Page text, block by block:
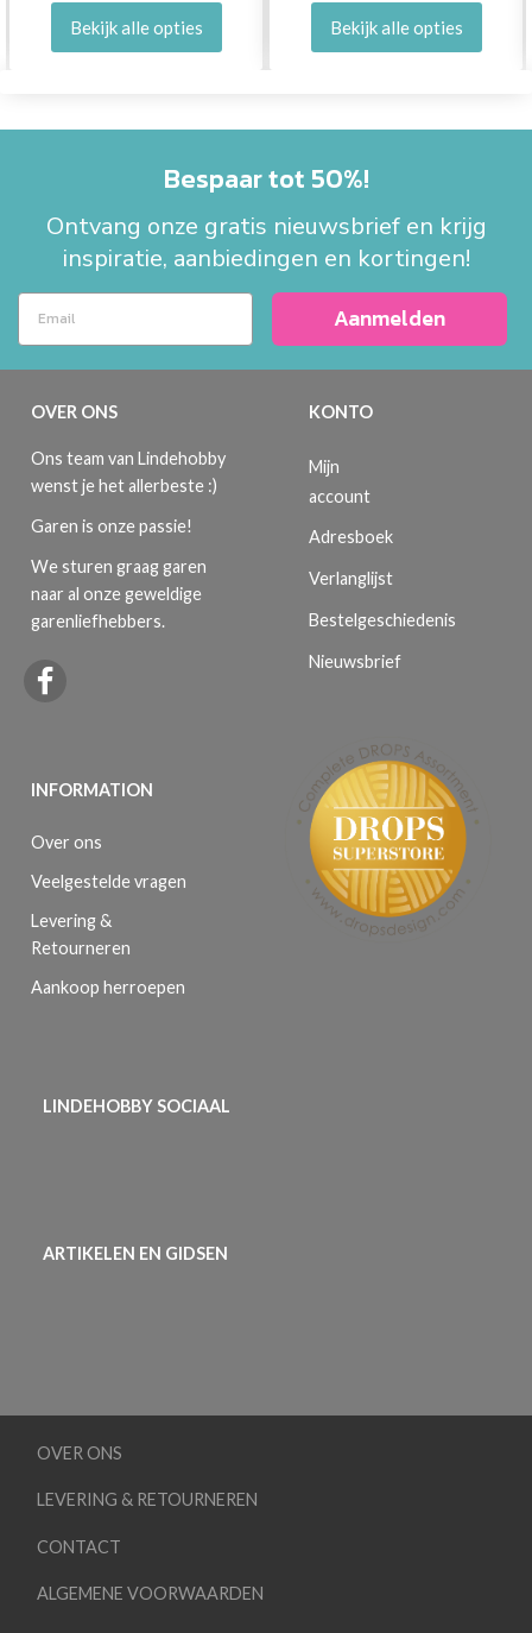
Bekijk alle opties Bekijk alle opties
Bespaar tot 50%!
Ontvang onze gratis nieuwsbrief en krijg
inspiratie, aanbiedingen en kortingen!
Aanmelden
OVER ONS
Ons team van Lindehobby
wenst je het allerbeste :)
Garen is onze passie!
We sturen graag garen
naar al onze geweldige
garenliefhebbers.
INFORMATION
Over ons
Veelgestelde vragen
Levering &
Retourneren
Aankoop herroepen
KONTO
Mijn
account
Adresboek
Verlanglijst
Bestelgeschiedenis
Nieuwsbrief
LINDEHOBBY SOCIAAL
ARTIKELEN EN GIDSEN
OVER ONS
LEVERING & RETOURNEREN
CONTACT
ALGEMENE VOORWAARDEN